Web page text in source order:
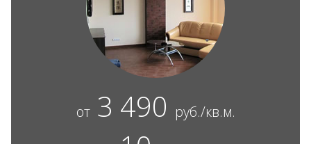
от3 490 руб./кв.м.